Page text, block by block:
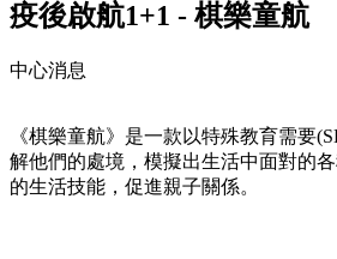
疫後啟航1+1 - 棋樂童航
中心消息
《棋樂童航》是一款以特殊教育需要
解他們的處境，模擬出生活中面對的各
的生活技能，促進親子關係。